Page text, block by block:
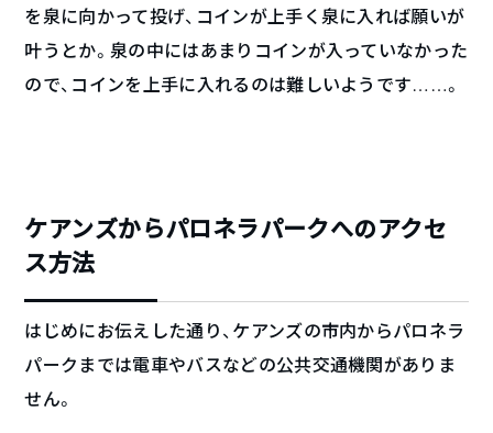
を泉に向かって投げ、コインが上手く泉に入れば願いが
叶うとか。泉の中にはあまりコインが入っていなかった
ので、コインを上手に入れるのは難しいようです……。
ケアンズからパロネラパークへのアクセ
ス方法
はじめにお伝えした通り、ケアンズの市内からパロネラ
パークまでは電車やバスなどの公共交通機関がありま
せん。